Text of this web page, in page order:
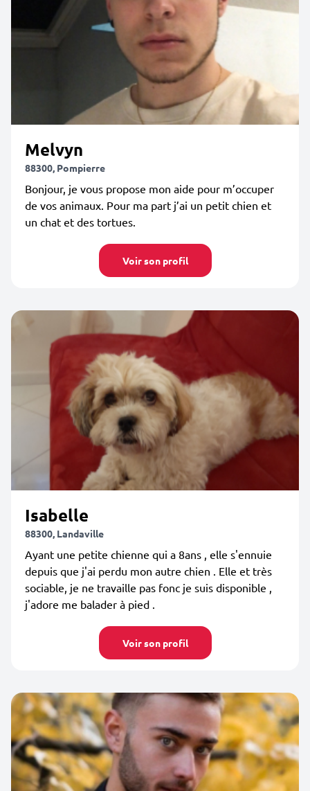
Melvyn
88300, Pompierre
Bonjour, je vous propose mon aide pour m’occuper
de vos animaux. Pour ma part j’ai un petit chien et
un chat et des tortues.
Voir son profil
Isabelle
88300, Landaville
Ayant une petite chienne qui a 8ans , elle s'ennuie
depuis que j'ai perdu mon autre chien . Elle et très
sociable, je ne travaille pas fonc je suis disponible ,
j'adore me balader à pied .
Voir son profil